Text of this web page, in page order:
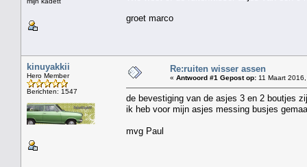
groet marco
kinuyakkii
Hero Member
Berichten: 1547
Re:ruiten wisser assen
« Antwoord #1 Gepost op: 11 Maart
de bevestiging van de asjes 3 en 2 boutjes
ik heb voor mijn asjes messing busjes
mvg Paul